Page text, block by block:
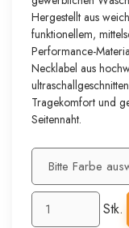
Hergestellt aus
funktionellem,
Performance-
Necklabel aus
Tragekomfort und
Seitennaht.
Stk.